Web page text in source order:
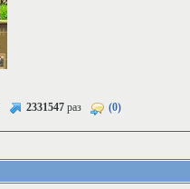
2331547 раз (0)